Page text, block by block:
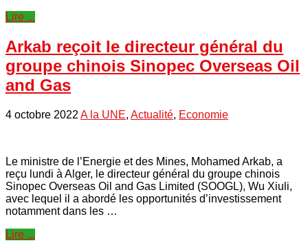
Lire ...
Arkab reçoit le directeur général du
groupe chinois Sinopec Overseas Oil
and Gas
4 octobre 2022 A la UNE, Actualité, Economie
Le ministre de l’Energie et des Mines, Mohamed Arkab, a
reçu lundi à Alger, le directeur général du groupe chinois
Sinopec Overseas Oil and Gas Limited (SOOGL), Wu Xiuli,
avec lequel il a abordé les opportunités d’investissement
notamment dans les …
Lire ...